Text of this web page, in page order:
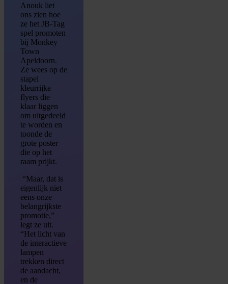
Anouk liet
ons zien hoe
ze het JB-Tag
spel promoten
bij Monkey
Town
Apeldoorn.
Ze wees op de
stapel
kleurrijke
flyers die
klaar liggen
om uitgedeeld
te worden en
toonde de
grote poster
die op het
raam prijkt.
“Maar, dat is
eigenlijk niet
eens onze
belangrijkste
promotie,”
legt ze uit.
“Het licht van
de interactieve
lampen
trekken direct
de aandacht,
en de